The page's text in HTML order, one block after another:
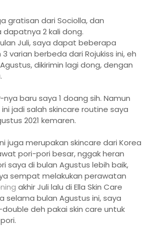
gratisan dari Sociolla, dan
dapatnya 2 kali dong.
Juli, saya dapat beberapa
varian berbeda dari Rojukiss ini, eh
dikirimin lagi dong, dengan
-nya baru saya 1 doang sih. Namun
jadi salah skincare routine saya
2021 kemaren.
juga merupakan skincare dari Korea
pori-pori besar, nggak heran
saya di bulan Agustus lebih baik,
sempat melakukan perawatan
akhir Juli lalu di Ella Skin Care
selama bulan Agustus ini, saya
deh pakai skin care untuk